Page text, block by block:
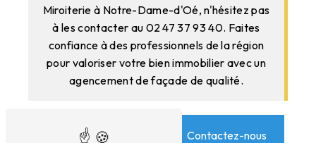
Miroiterie à Notre-Dame-d'Oé, n'hésitez pas
à les contacter au 02 47 37 93 40. Faites
confiance à des professionnels de la région
pour valoriser votre bien immobilier avec un
agencement de façade de qualité.
En savoir plus Contactez-nous